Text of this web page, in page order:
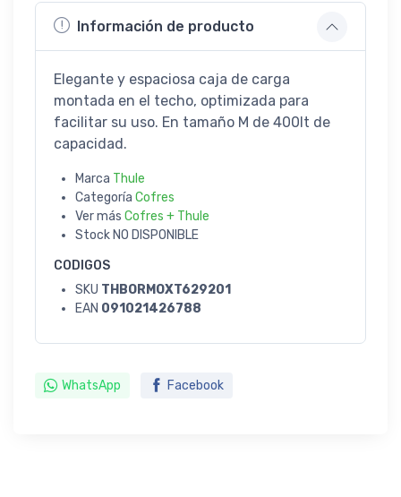
Información de producto
Elegante y espaciosa caja de carga
montada en el techo, optimizada para
facilitar su uso. En tamaño M de 400lt de
capacidad.
Marca Thule
Categoría Cofres
Ver más Cofres + Thule
Stock NO DISPONIBLE
CODIGOS
SKU THBORMOXT629201
EAN 091021426788
WhatsApp Facebook